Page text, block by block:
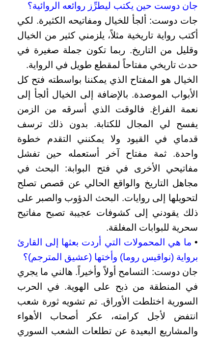
جان دوست حين يكتب ليطرِّز روائعه الروائية؟
جات دوست: ألجأ للخيال ومفاتيحه الكثيرة. لكي
أكتب رواية تاريخية مثلاً، يلزمني كثير من الخيال
وقليل من التاريخ. ربما تكون جملة صغيرة في
حدث تاريخي مفتاحاً لمقطع طويل في الرواية.
الخيال هو المفتاح الذي يمكننا بواسطته فتح كل
الأبواب الموصدة. بالإضافة إلى الخيال ألجأ إلى
نعمة الفراغ. فالوقت الذي أسرقه من الزمن
يفسح لي المجال للكتابة. بدون ذلك ترسف
قدماي في القيود ولا يمكنني التقدم خطوة
واحدة. ثمة مفتاح آخر أستعمله حين تفشل
مفاتيحي الأخرى في فتح البوابة: البحث في
مجاهل التاريخ والواقع الحالي عن قصص تصلح
لتحويلها إلى روايات. البحث الدؤوب والصبر على
ذلك يقودني إلى كشوفات عجيبة تصبح مفاتيح
سحرية للبوابات المغلقة.
• ما هي المحمولات التي أردت بعثها إلى القارئ
برواية (نواقيس روما) وأختها (عشيق المترجم)؟
جان دوست: التسامح أولاً وأخيراً. هالني ما يجري
في المنطقة من ذبح على الهوية. في الحرب
السورية اختلطت الأوراق. تم تشويه ثورة شعب
انتفض لأجل كرامته، عكر أصحاب الأهواء
والمشاريع البعيدة عن تطلعات الشعب السوري